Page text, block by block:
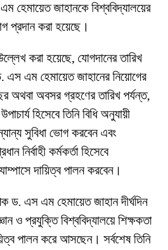
জাহানকে বিশ্ববিদ্যালয়ের
প্রদান করা হয়েছে।
করা হয়েছে, যোগদানের তারিখ
এম হেমায়েত জাহানের নিয়োগের
অথবা অবসর গ্রহণের তারিখ পর্যন্ত,
হিসেবে তিনি বিধি অনুযায়ী
সুবিধা ভোগ করবেন এবং
নির্বাহী কর্মকর্তা হিসেবে
দায়িত্ব পালন করবেন।
ড. এস এম হেমায়েত জাহান দীর্ঘদিন
ও প্রযুক্তি বিশ্ববিদ্যালয়ে শিক্ষকতা
পালন করে আসছেন। সর্বশেষ তিনি